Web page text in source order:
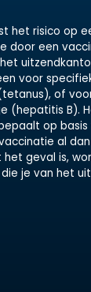
het risico op
door een
voor
of
(hepatitis B).
op basis
al
het geval is,
je van het